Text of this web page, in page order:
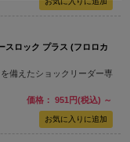
スロック プラス (フロロカ
備えたショックリーダー専
価格： 951円(税込) ～